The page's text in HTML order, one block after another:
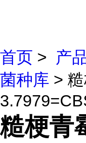
首页 > 产
菌种库 >
糙梗青